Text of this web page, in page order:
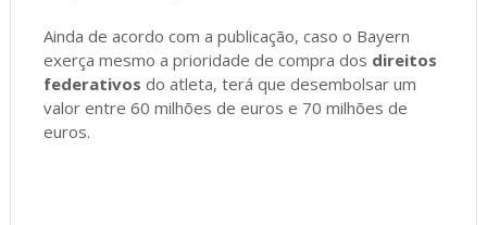
Ainda de acordo com a publicação, caso o Bayern
exerça mesmo a prioridade de compra dos direitos
federativos do atleta, terá que desembolsar um
valor entre 60 milhões de euros e 70 milhões de
euros.